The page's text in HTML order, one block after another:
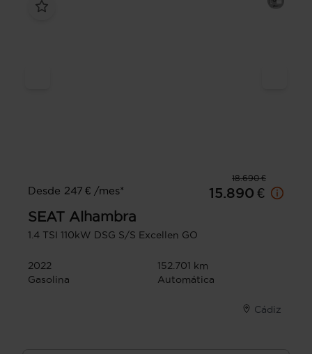
18.690 €
Desde 247 € /mes*
15.890 €
SEAT Alhambra
1.4 TSI 110kW DSG S/S Excellen GO
2022
152.701 km
Gasolina
Automática
Cádiz